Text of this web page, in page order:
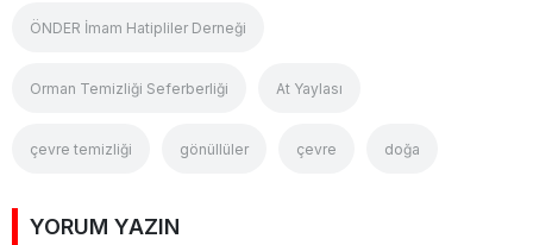
ÖNDER İmam Hatipliler Derneği
Orman Temizliği Seferberliği At Yaylası
çevre temizliği gönüllüler çevre doğa
YORUM YAZIN